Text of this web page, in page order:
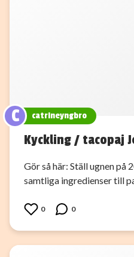
C catrineyngbro
Kyckling / tacopaj
Gör så här: Ställ ugnen på
samtliga ingredienser till
0 0